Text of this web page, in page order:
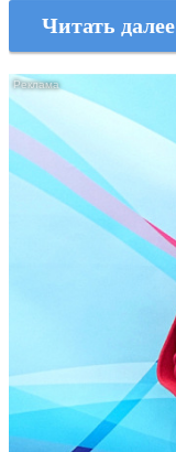
Читать далее